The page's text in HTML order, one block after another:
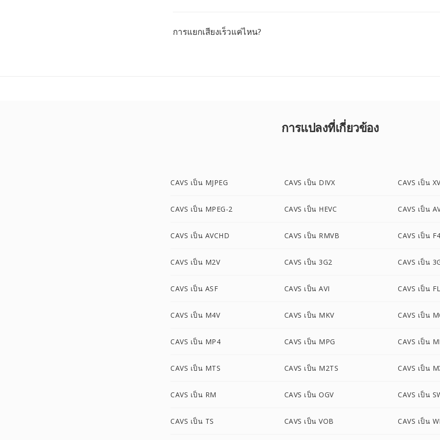
การแยกเสียงเร็วแค่ไหน?
การแปลงที่เกี่ยวข้อง
CAVS เป็น MJPEG CAVS เป็น DIVX CAVS เป็น
CAVS เป็น MPEG-2 CAVS เป็น HEVC CAVS เป็น
CAVS เป็น AVCHD CAVS เป็น RMVB CAVS เป็น
CAVS เป็น M2V CAVS เป็น 3G2 CAVS เป็น
CAVS เป็น ASF CAVS เป็น AVI CAVS เป็น
CAVS เป็น M4V CAVS เป็น MKV CAVS เป็น
CAVS เป็น MP4 CAVS เป็น MPG CAVS เป็น
CAVS เป็น MTS CAVS เป็น M2TS CAVS เป็น
CAVS เป็น RM CAVS เป็น OGV CAVS เป็น
CAVS เป็น TS CAVS เป็น VOB CAVS เป็น